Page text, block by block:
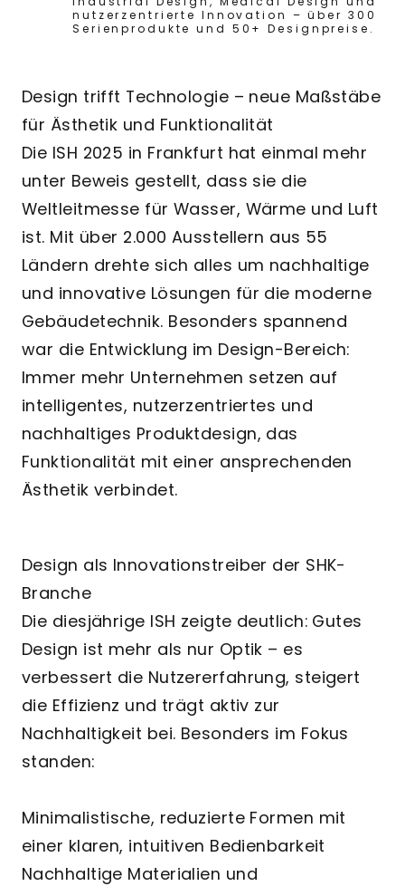
nutzerzentrierte Innovation – über 300
Serienprodukte und 50+ Designpreise.
Design trifft Technologie – neue Maßstäbe
für Ästhetik und Funktionalität
Die ISH 2025 in Frankfurt hat einmal mehr
unter Beweis gestellt, dass sie die
Weltleitmesse für Wasser, Wärme und Luft
ist. Mit über 2.000 Ausstellern aus 55
Ländern drehte sich alles um nachhaltige
und innovative Lösungen für die moderne
Gebäudetechnik. Besonders spannend
war die Entwicklung im Design-Bereich:
Immer mehr Unternehmen setzen auf
intelligentes, nutzerzentriertes und
nachhaltiges Produktdesign, das
Funktionalität mit einer ansprechenden
Ästhetik verbindet.
Design als Innovationstreiber der SHK-
Branche
Die diesjährige ISH zeigte deutlich: Gutes
Design ist mehr als nur Optik – es
verbessert die Nutzererfahrung, steigert
die Effizienz und trägt aktiv zur
Nachhaltigkeit bei. Besonders im Fokus
standen:
Minimalistische, reduzierte Formen mit
einer klaren, intuitiven Bedienbarkeit
Nachhaltige Materialien und